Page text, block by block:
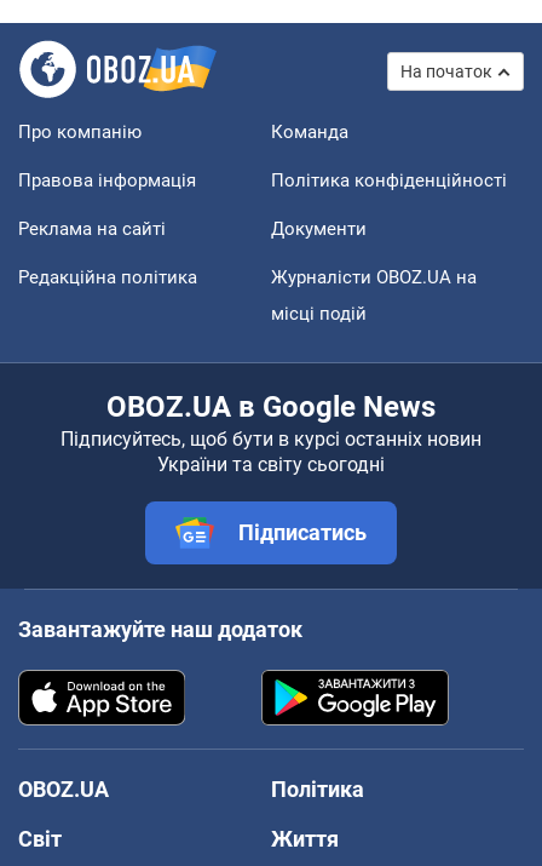
На початок
Про компанію Команда
Правова інформація Політика конфіденційності
Реклама на сайті Документи
Редакційна політика
Журналісти OBOZ.UA на
місці подій
OBOZ.UA в Google News
Підписуйтесь, щоб бути в курсі останніх новин
України та світу сьогодні
Підписатись
Завантажуйте наш додаток
OBOZ.UA
Політика
Світ
Життя